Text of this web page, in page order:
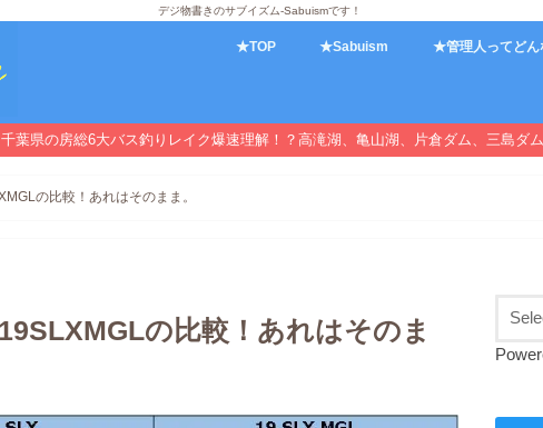
デジ物書きのサブイズム-Sabuismです！
★TOP ★Sabuism ★管理人ってどん
葉県の房総6大バス釣りレイク爆速理解！？高滝湖、亀山湖、片倉ダム、三島ダ
の比較！あれはそのまま。
の比較！あれはそのま